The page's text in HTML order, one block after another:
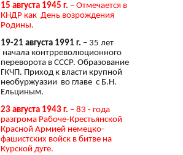
15 августа 1945 г. – Отмечается в
КНДР как День возрождения
Родины.
19-21 августа 1991 г. – 35 лет
начала контрреволюционного
переворота в СССР. Образование
ГКЧП. Приход к власти крупной
необуржуазии во главе с Б.Н.
Ельциным.
23 августа 1943 г. – 83 - года
разгрома Рабоче-Крестьянской
Красной Армией немецко-
фашистских войск в битве на
Курской дуге.